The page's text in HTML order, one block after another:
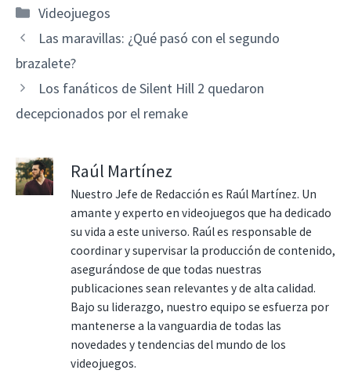
Categorías
Videojuegos
Las maravillas: ¿Qué pasó con el segundo
brazalete?
Los fanáticos de Silent Hill 2 quedaron
decepcionados por el remake
Raúl Martínez
Nuestro Jefe de Redacción es Raúl Martínez. Un
amante y experto en videojuegos que ha dedicado
su vida a este universo. Raúl es responsable de
coordinar y supervisar la producción de contenido,
asegurándose de que todas nuestras
publicaciones sean relevantes y de alta calidad.
Bajo su liderazgo, nuestro equipo se esfuerza por
mantenerse a la vanguardia de todas las
novedades y tendencias del mundo de los
videojuegos.